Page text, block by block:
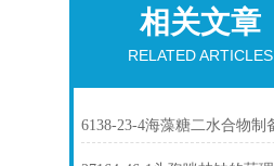
相关文章
RELATED ARTICLES